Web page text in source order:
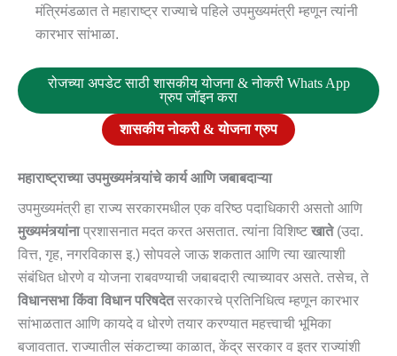
मंत्रिमंडळात ते महाराष्ट्र राज्याचे पहिले उपमुख्यमंत्री म्हणून त्यांनी
कारभार सांभाळा.
रोजच्या अपडेट साठी शासकीय योजना & नोकरी Whats App
ग्रुप जॉइन करा
शासकीय नोकरी & योजना ग्रुप
महाराष्ट्राच्या उपमुख्यमंत्र्यांचे कार्य आणि जबाबदाऱ्या
उपमुख्यमंत्री हा राज्य सरकारमधील एक वरिष्ठ पदाधिकारी असतो आणि
मुख्यमंत्र्यांनाप्रशासनात मदत करत असतात. त्यांना विशिष्टखाते(उदा.
वित्त, गृह, नगरविकास इ.) सोपवले जाऊ शकतात आणि त्या खात्याशी
संबंधित धोरणे व योजना राबवण्याची जबाबदारी त्याच्यावर असते. तसेच, ते
विधानसभा किंवा विधान परिषदेतसरकारचे प्रतिनिधित्व म्हणून कारभार
सांभाळतात आणि कायदे व धोरणे तयार करण्यात महत्त्वाची भूमिका
बजावतात. राज्यातील संकटाच्या काळात, केंद्र सरकार व इतर राज्यांशी